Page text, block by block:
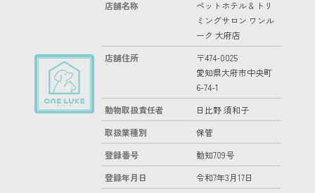
店舗名称
ペットホテル & トリ
ミングサロン ワンル
ーク 大府店
店舗住所
〒474-0025
愛知県大府市中央町
6-74-1
動物取扱責任者
日比野 須和子
取扱業種別
保管
登録番号
動知709号
登録年月日
令和7年3月17日